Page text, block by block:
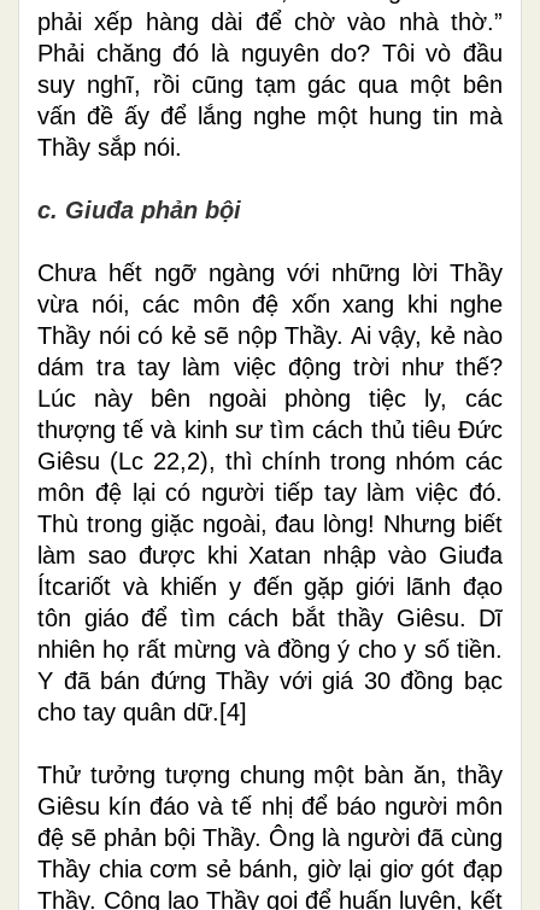
phải xếp hàng dài để chờ vào nhà thờ.”
Phải chăng đó là nguyên do? Tôi vò đầu
suy nghĩ, rồi cũng tạm gác qua một bên
vấn đề ấy để lắng nghe một hung tin mà
Thầy sắp nói.
c. Giuđa phản bội
Chưa hết ngỡ ngàng với những lời Thầy
vừa nói, các môn đệ xốn xang khi nghe
Thầy nói có kẻ sẽ nộp Thầy. Ai vậy, kẻ nào
dám tra tay làm việc động trời như thế?
Lúc này bên ngoài phòng tiệc ly, các
thượng tế và kinh sư tìm cách thủ tiêu Đức
Giêsu (Lc 22,2), thì chính trong nhóm các
môn đệ lại có người tiếp tay làm việc đó.
Thù trong giặc ngoài, đau lòng! Nhưng biết
làm sao được khi Xatan nhập vào Giuđa
Ítcariốt và khiến y đến gặp giới lãnh đạo
tôn giáo để tìm cách bắt thầy Giêsu. Dĩ
nhiên họ rất mừng và đồng ý cho y số tiền.
Y đã bán đứng Thầy với giá 30 đồng bạc
cho tay quân dữ.[4]
Thử tưởng tượng chung một bàn ăn, thầy
Giêsu kín đáo và tế nhị để báo người môn
đệ sẽ phản bội Thầy. Ông là người đã cùng
Thầy chia cơm sẻ bánh, giờ lại giơ gót đạp
Thầy. Công lao Thầy gọi để huấn luyện, kết